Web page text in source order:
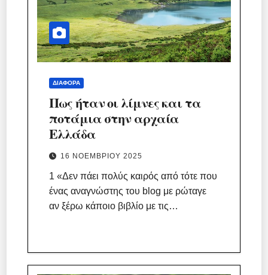
ΔΙΆΦΟΡΑ
Πως ήταν οι λίμνες και τα
ποτάμια στην αρχαία
Ελλάδα
16 ΝΟΕΜΒΡΊΟΥ 2025
1 «Δεν πάει πολύς καιρός από τότε που
ένας αναγνώστης του blog με ρώταγε
αν ξέρω κάποιο βιβλίο με τις…